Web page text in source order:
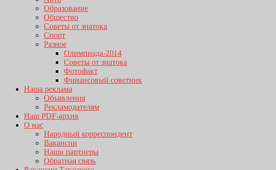
Образование
Общество
Советы от знатока
Спорт
Разное
Олимпиада-2014
Советы от знатока
Фотофакт
Финансовый советник
Наша реклама
Объявления
Рекламодателям
Наш PDF-архив
О нас
Народный корреспондент
Вакансии
Наши партнеры
Обратная связь